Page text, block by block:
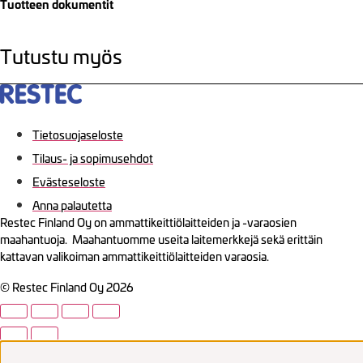
Tuotteen dokumentit
Tutustu myös
Tietosuojaseloste
Tilaus- ja sopimusehdot
Evästeseloste
Anna palautetta
Restec Finland Oy on ammattikeittiölaitteiden ja -varaosien
maahantuoja. Maahantuomme useita laitemerkkejä sekä erittäin
kattavan valikoiman ammattikeittiölaitteiden varaosia.
© Restec Finland Oy 2026